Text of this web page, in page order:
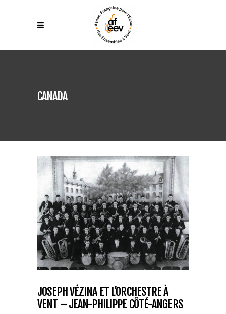
CANADA
JOSEPH VÉZINA ET L’ORCHESTRE À
VENT – JEAN-PHILIPPE CÔTÉ-ANGERS